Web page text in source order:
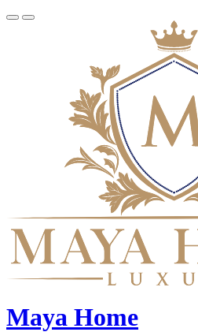
Maya Home